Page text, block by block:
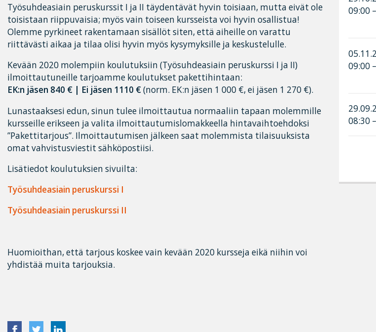
Työsuhdeasiain peruskurssit I ja II täydentävät hyvin toisiaan, mutta eivät ole
toisistaan riippuvaisia; myös vain toiseen kursseista voi hyvin osallistua!
Olemme pyrkineet rakentamaan sisällöt siten, että aiheille on varattu
riittävästi aikaa ja tilaa olisi hyvin myös kysymyksille ja keskustelulle.
Kevään 2020 molempiin koulutuksiin (Työsuhdeasiain peruskurssi I ja II)
ilmoittautuneille tarjoamme koulutukset pakettihintaan:
EK:n jäsen 840 € | Ei jäsen 1110 €(norm. EK:n jäsen 1 000 €, ei jäsen 1 270 €).
Lunastaaksesi edun, sinun tulee ilmoittautua normaaliin tapaan molemmille
kursseille erikseen ja valita ilmoittautumislomakkeella hintavaihtoehdoksi
”Pakettitarjous”. Ilmoittautumisen jälkeen saat molemmista tilaisuuksista
omat vahvistusviestit sähköpostiisi.
Lisätiedot koulutuksien sivuilta:
Työsuhdeasiain peruskurssi I
Työsuhdeasiain peruskurssi II
Huomioithan, että tarjous koskee vain kevään 2020 kursseja eikä niihin voi
yhdistää muita tarjouksia.
09:00
09:00
08:30